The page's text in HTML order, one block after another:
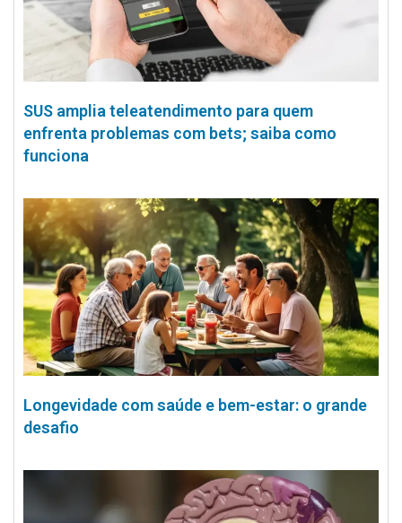
SUS amplia teleatendimento para quem
enfrenta problemas com bets; saiba como
funciona
Longevidade com saúde e bem-estar: o grande
desafio